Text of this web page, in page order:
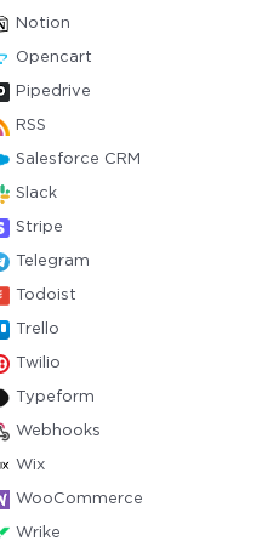
Notion
Opencart
Pipedrive
RSS
Salesforce CRM
Slack
Stripe
Telegram
Todoist
Trello
Twilio
Typeform
Webhooks
Wix
WooCommerce
Wrike